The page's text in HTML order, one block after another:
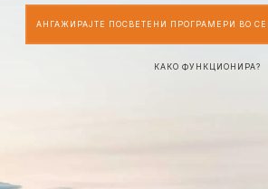
АНГАЖИРАЈТЕ ПОСВЕТЕНИ ПРОГРАМЕРИ ВО
КАКО ФУНКЦИОНИРА?